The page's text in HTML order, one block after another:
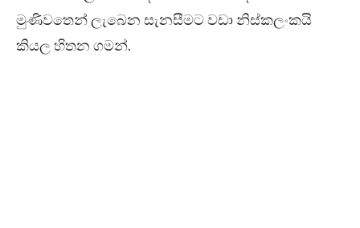
මුණිවතෙන් ලැබෙන සැනසීමට වඩා නිස්කලංකයි
කියල හිතන ගමන්.